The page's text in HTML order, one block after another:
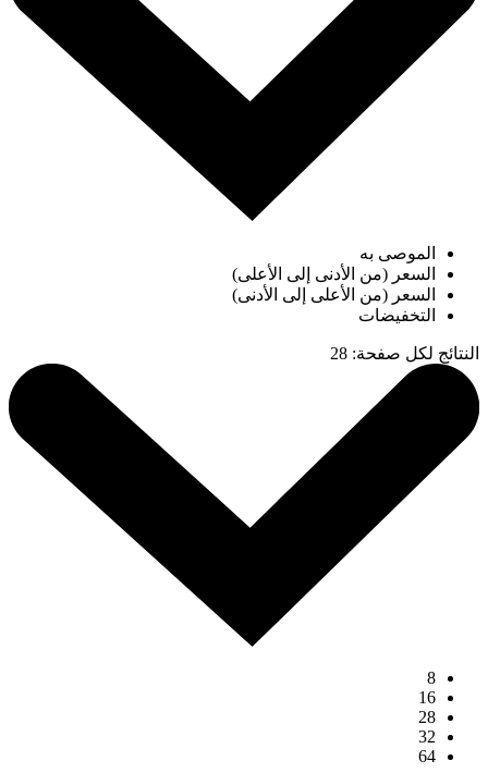
الموصى به
السعر (من الأدنى إلى الأعلى)
السعر (من الأعلى إلى الأدنى)
التخفيضات
النتائج لكل صفحة:
28
8
16
28
32
64